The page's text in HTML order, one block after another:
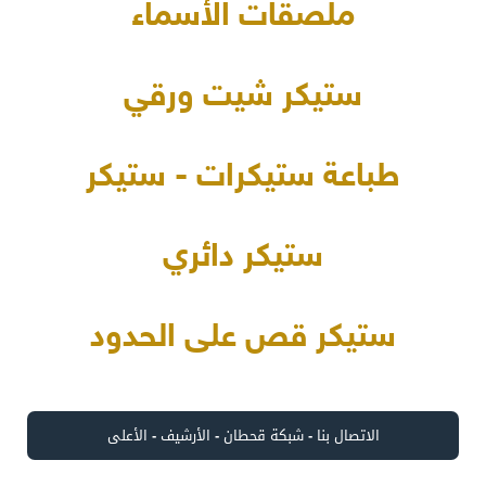
ملصقات الأسماء
ستيكر شيت ورقي
طباعة ستيكرات - ستيكر
ستيكر دائري
ستيكر قص على الحدود
الاتصال بنا -شبكة قحطان- الأرشيف- الأعلى